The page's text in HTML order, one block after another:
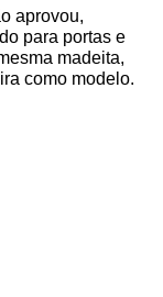
aprovou,
para portas e
madeita,
como modelo.